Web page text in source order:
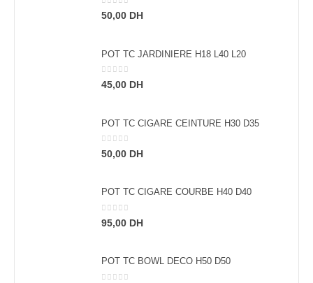
0sur 5
50,00 DH
POT TC JARDINIERE H18 L40 L20
0sur 5
45,00 DH
POT TC CIGARE CEINTURE H30 D35
0sur 5
50,00 DH
POT TC CIGARE COURBE H40 D40
0sur 5
95,00 DH
POT TC BOWL DECO H50 D50